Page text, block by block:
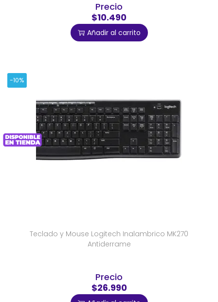
Precio
$10.490
Añadir al carrito
-10%
Teclado y Mouse Logitech Inalambrico MK270
Antiderrame
Precio
$26.990